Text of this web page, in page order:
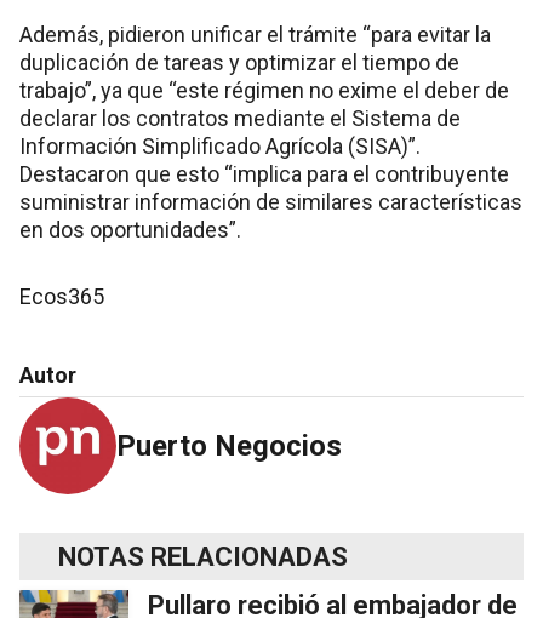
Además, pidieron unificar el trámite “para evitar la
duplicación de tareas y optimizar el tiempo de
trabajo”, ya que “este régimen no exime el deber de
declarar los contratos mediante el Sistema de
Información Simplificado Agrícola (SISA)”.
Destacaron que esto “implica para el contribuyente
suministrar información de similares características
en dos oportunidades”.
Ecos365
Autor
Puerto Negocios
NOTAS RELACIONADAS
Pullaro recibió al embajador de